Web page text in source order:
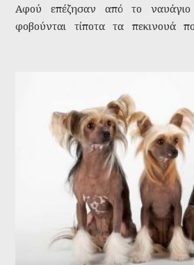
Αφού επέζησαν από το ναυάγιο
φοβούνται τίποτα τα πεκινουά
ταχύτατα σε όλο το κόσμο.
έχουμε και εμείς οι κοινοί θνητοί.